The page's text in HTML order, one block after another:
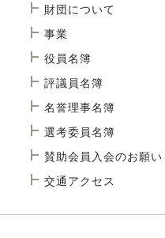
財団について
事業
役員名簿
評議員名簿
名誉理事名簿
選考委員名簿
賛助会員入会のお願い
交通アクセス